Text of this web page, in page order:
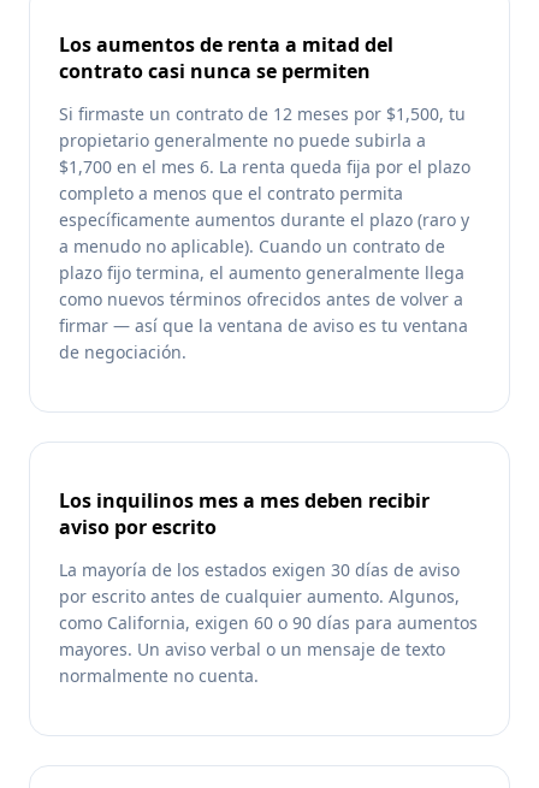
Los aumentos de renta a mitad del
contrato casi nunca se permiten
Si firmaste un contrato de 12 meses por $1,500, tu
propietario generalmente no puede subirla a
$1,700 en el mes 6. La renta queda fija por el plazo
completo a menos que el contrato permita
específicamente aumentos durante el plazo (raro y
a menudo no aplicable). Cuando un contrato de
plazo fijo termina, el aumento generalmente llega
como nuevos términos ofrecidos antes de volver a
firmar — así que la ventana de aviso es tu ventana
de negociación.
Los inquilinos mes a mes deben recibir
aviso por escrito
La mayoría de los estados exigen 30 días de aviso
por escrito antes de cualquier aumento. Algunos,
como California, exigen 60 o 90 días para aumentos
mayores. Un aviso verbal o un mensaje de texto
normalmente no cuenta.